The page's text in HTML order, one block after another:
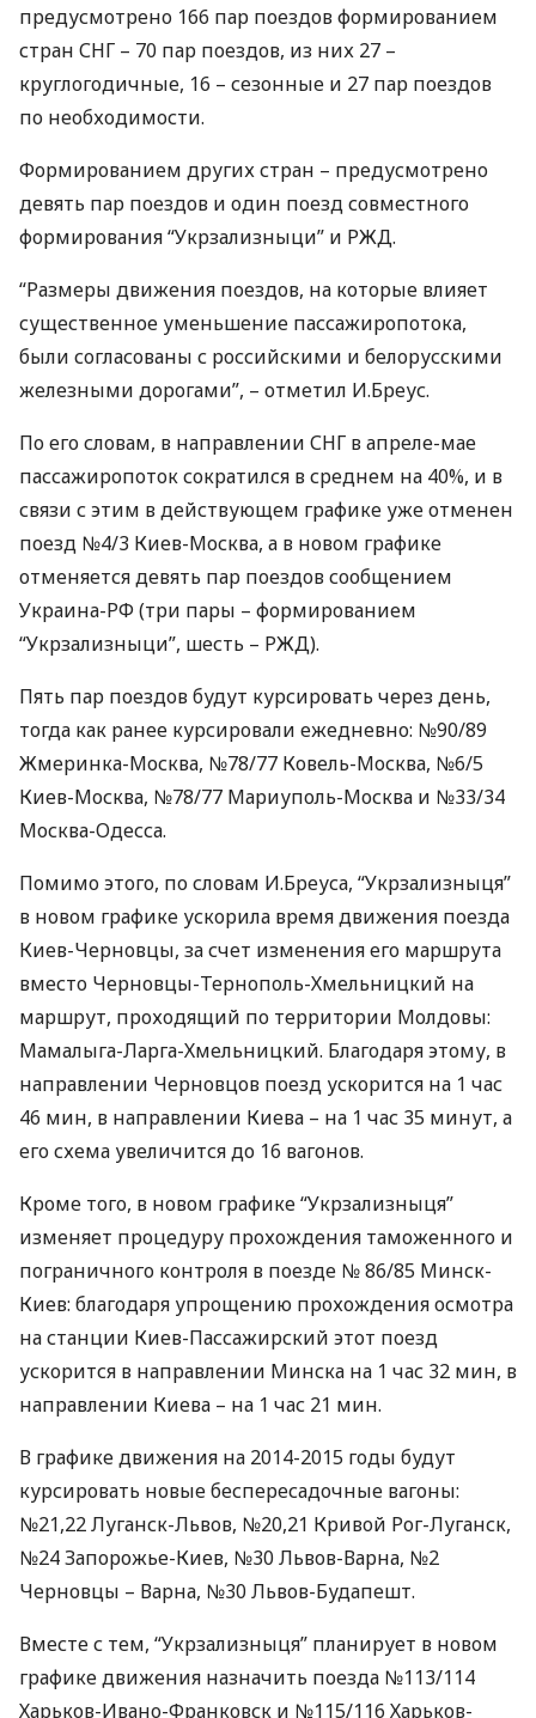
предусмотрено 166 пар поездов формированием
стран СНГ – 70 пар поездов, из них 27 –
круглогодичные, 16 – сезонные и 27 пар поездов
по необходимости.
Формированием других стран – предусмотрено
девять пар поездов и один поезд совместного
формирования “Укрзализныци” и РЖД.
“Размеры движения поездов, на которые влияет
существенное уменьшение пассажиропотока,
были согласованы с российскими и белорусскими
железными дорогами”, – отметил И.Бреус.
По его словам, в направлении СНГ в апреле-мае
пассажиропоток сократился в среднем на 40%, и в
связи с этим в действующем графике уже отменен
поезд №4/3 Киев-Москва, а в новом графике
отменяется девять пар поездов сообщением
Украина-РФ (три пары – формированием
“Укрзализныци”, шесть – РЖД).
Пять пар поездов будут курсировать через день,
тогда как ранее курсировали ежедневно: №90/89
Жмеринка-Москва, №78/77 Ковель-Москва, №6/5
Киев-Москва, №78/77 Мариуполь-Москва и №33/34
Москва-Одесса.
Помимо этого, по словам И.Бреуса, “Укрзализныця”
в новом графике ускорила время движения поезда
Киев-Черновцы, за счет изменения его маршрута
вместо Черновцы-Тернополь-Хмельницкий на
маршрут, проходящий по территории Молдовы:
Мамалыга-Ларга-Хмельницкий. Благодаря этому, в
направлении Черновцов поезд ускорится на 1 час
46 мин, в направлении Киева – на 1 час 35 минут, а
его схема увеличится до 16 вагонов.
Кроме того, в новом графике “Укрзализныця”
изменяет процедуру прохождения таможенного и
пограничного контроля в поезде № 86/85 Минск-
Киев: благодаря упрощению прохождения осмотра
на станции Киев-Пассажирский этот поезд
ускорится в направлении Минска на 1 час 32 мин, в
направлении Киева – на 1 час 21 мин.
В графике движения на 2014-2015 годы будут
курсировать новые беспересадочные вагоны:
№21,22 Луганск-Львов, №20,21 Кривой Рог-Луганск,
№24 Запорожье-Киев, №30 Львов-Варна, №2
Черновцы – Варна, №30 Львов-Будапешт.
Вместе с тем, “Укрзализныця” планирует в новом
графике движения назначить поезда №113/114
Харьков-Ивано-Франковск и №115/116 Харьков-